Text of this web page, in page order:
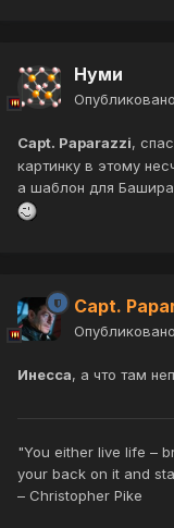
Нуми
Опубликовано
Capt. Paparazzi,
картинку в этому
а шаблон для
Capt.
Опубликовано
Инесса, а что там
"You either live life –
your back on it and
– Christopher Pike